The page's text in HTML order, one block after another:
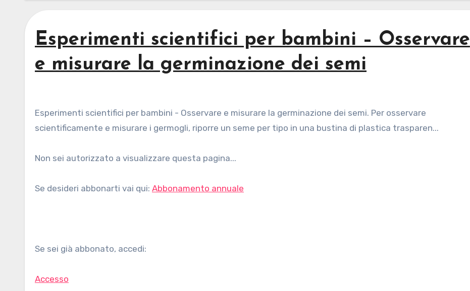
Esperimenti scientifici per bambini – Osservare
e misurare la germinazione dei semi
Esperimenti scientifici per bambini - Osservare e misurare la germinazione dei semi. Per osservare
scientificamente e misurare i germogli, riporre un seme per tipo in una bustina di plastica trasparen...
Non sei autorizzato a visualizzare questa pagina...
Se desideri abbonarti vai qui: Abbonamento annuale
Se sei già abbonato, accedi:
Accesso